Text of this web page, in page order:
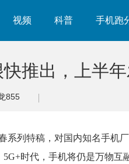
视频 科普 手机跑
推出，上半
855
系列特稿，对国内知名手机
时代，手机将仍是万物互